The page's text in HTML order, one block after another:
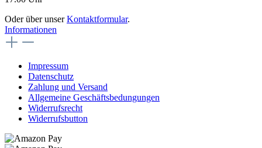
Oder über unserKontaktformular.
Informationen
Impressum
Datenschutz
Zahlung und Versand
Allgemeine Geschäftsbedungungen
Widerrufsrecht
Widerrufsbutton